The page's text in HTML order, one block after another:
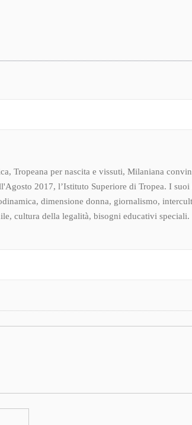
Tropeana per nascita e vissuti, Milaniana
2017, l’Istituto Superiore di Tropea. I suoi
dimensione donna, giornalismo,
cultura della legalità, bisogni educativi speciali.